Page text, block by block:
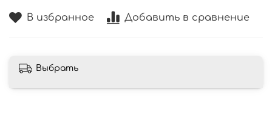
В избранное Добавить в сравнение
Выбрать